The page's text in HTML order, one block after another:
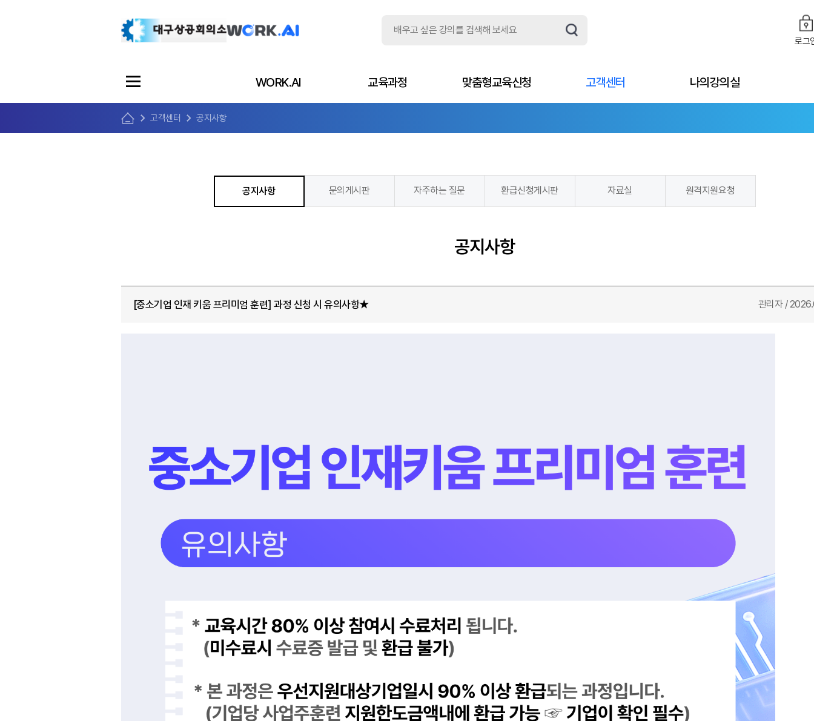
로그
WORK.AI 교육과정 맞춤형교육신청 고객센터 나의강의실
공지사항 문의게시판 자주하는 질문 환급신청게시판 자료실 원격지원요청
고객센터 공지사항
공지사항
[중소기업 인재 키움 프리미엄 훈련] 과정 신청 시 유의사항★ 관리자 /